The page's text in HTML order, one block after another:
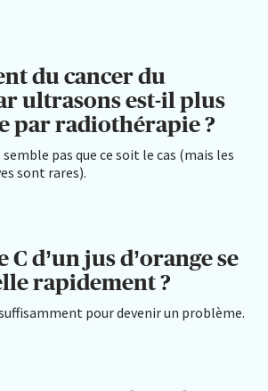
du cancer du
ultrasons est-il plus
par radiothérapie ?
semble pas que ce soit le cas (mais les
sont rares).
d’un jus d’orange se
rapidement ?
pour devenir un problème.